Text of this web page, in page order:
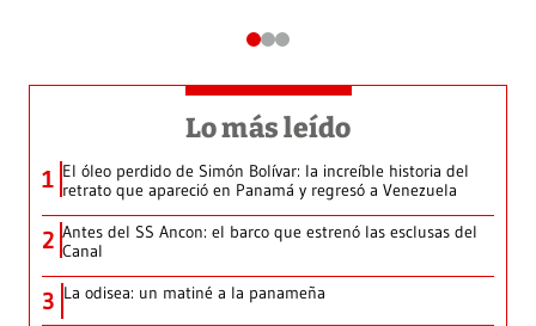
Lo más leído
1 El óleo perdido de Simón Bolívar: la increíble historia del
retrato que apareció en Panamá y regresó a Venezuela
2 Antes del SS Ancon: el barco que estrenó las esclusas del
Canal
3 La odisea: un matiné a la panameña